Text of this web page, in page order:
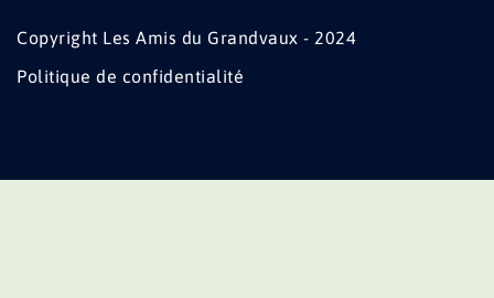
Copyright Les Amis du Grandvaux - 2024
Politique de confidentialité